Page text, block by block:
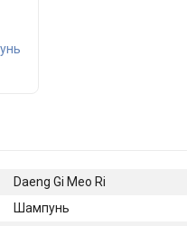
Daeng Gi Meo Ri
Шампунь